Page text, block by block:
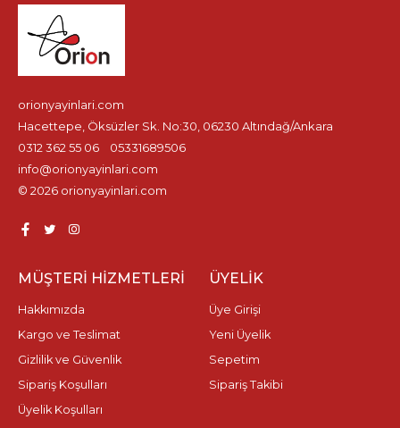
orionyayinlari.com
Hacettepe, Öksüzler Sk. No:30, 06230 Altındağ/Ankara
0312 362 55 06
05331689506
info@orionyayinlari.com
© 2026 orionyayinlari.com
MÜŞTERI HIZMETLERI
Hakkımızda
Kargo ve Teslimat
Gizlilik ve Güvenlik
Sipariş Koşulları
Üyelik Koşulları
ÜYELIK
Üye Girişi
Yeni Üyelik
Sepetim
Sipariş Takibi